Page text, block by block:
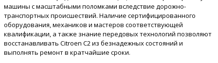
машины с масштабными поломками вследствие дорожно-
транспортных происшествий. Наличие сертифицированного
оборудования, механиков и мастеров соответствующей
квалификации, а также знание передовых технологий позволяют
восстанавливать Citroen C2 из безнадежных состояний и
выполнять ремонт в кратчайшие сроки.